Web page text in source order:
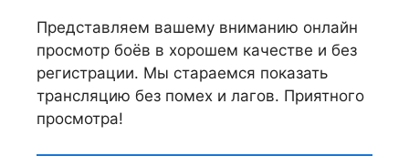
Представляем вашему вниманию онлайн
просмотр боёв в хорошем качестве и без
регистрации. Мы стараемся показать
трансляцию без помех и лагов. Приятного
просмотра!